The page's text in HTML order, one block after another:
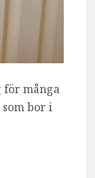
för många
bor i